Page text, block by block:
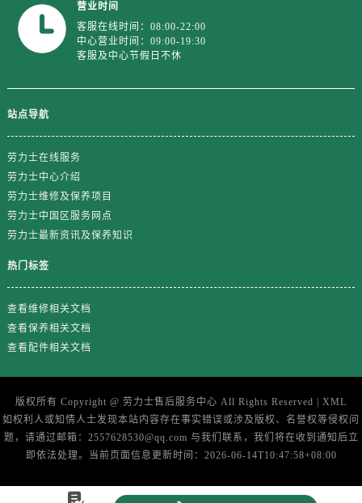
营业时间
客服在线时间：08:00-22:00
中心营业时间：09:00-19:30
客服及中心节假日不休
站点导航
劳力士在线服务
劳力士中心介绍
劳力士维修及保养项目
劳力士中国区服务网点
劳力士最新资讯及保养知识
热门标签
查看维修相关文档
查看保养相关文档
查看配件相关文档
版权所有 Copyright @ 劳力士售后服务中心 All Rights Reserved | XML
如权利人或知情人士发现本站内容存在事实错误或涉及版权、名誉权等侵权问
题，请通过邮箱：2557628530@qq.com 与我们联系，我们将在收到通知后立
即依法处理。当前页面信息更新时间：2026-06-14T10:47:58+08:00